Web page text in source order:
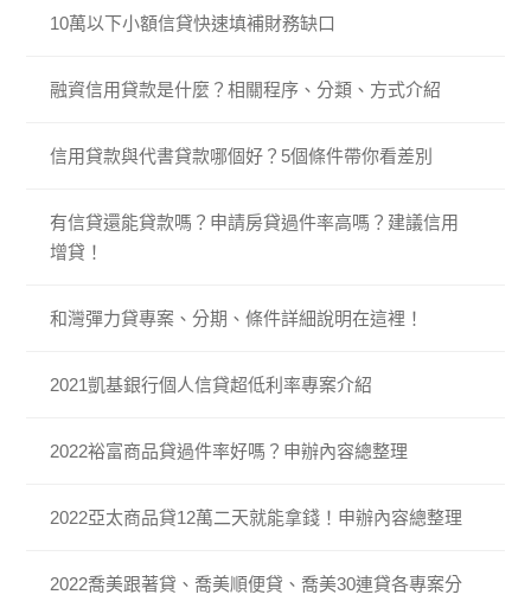
10萬以下小額信貸快速填補財務缺口
融資信用貸款是什麼？相關程序、分類、方式介紹
信用貸款與代書貸款哪個好？5個條件帶你看差別
有信貸還能貸款嗎？申請房貸過件率高嗎？建議信用
增貸！
和灣彈力貸專案、分期、條件詳細說明在這裡！
2021凱基銀行個人信貸超低利率專案介紹
2022裕富商品貸過件率好嗎？申辦內容總整理
2022亞太商品貸12萬二天就能拿錢！申辦內容總整理
2022喬美跟著貸、喬美順便貸、喬美30連貸各專案分